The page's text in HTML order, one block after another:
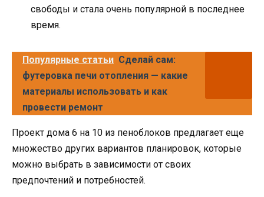
свободы и стала очень популярной в последнее
время.
Популярные статьи Сделай сам:
футеровка печи отопления — какие
материалы использовать и как
провести ремонт
Проект дома 6 на 10 из пеноблоков предлагает еще
множество других вариантов планировок, которые
можно выбрать в зависимости от своих
предпочтений и потребностей.